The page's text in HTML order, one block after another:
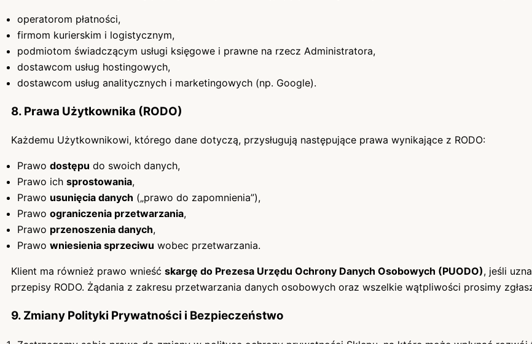
operatorom płatności,
firmom kurierskim i logistycznym,
podmiotom świadczącym usługi księgowe i prawne na rzecz Administratora,
dostawcom usług hostingowych,
dostawcom usług analitycznych i marketingowych (np. Google).
8. Prawa Użytkownika (RODO)
Każdemu Użytkownikowi, którego dane dotyczą, przysługują następujące prawa wynikające z RODO:
Prawo dostępu do swoich danych,
Prawo ich sprostowania,
Prawo usunięcia danych („prawo do zapomnienia”),
Prawo ograniczenia przetwarzania,
Prawo przenoszenia danych,
Prawo wniesienia sprzeciwu wobec przetwarzania.
Klient ma również prawo wnieść skargę do Prezesa Urzędu Ochrony Danych Osobowych (PUODO), jeśli
przepisy RODO. Żądania z zakresu przetwarzania danych osobowych oraz wszelkie wątpliwości prosimy
9. Zmiany Polityki Prywatności i Bezpieczeństwo